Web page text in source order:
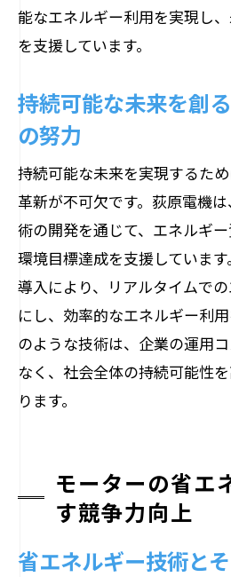
能なエネルギー利用を実現し
を支援しています。
持続可能な未来を創
の努力
持続可能な未来を実現するた
革新が不可欠です。荻原電機
術の開発を通じて、エネルギ
環境目標達成を支援していま
導入により、リアルタイムで
にし、効率的なエネルギー利
のような技術は、企業の運用
なく、社会全体の持続可能性
ります。
モーターの省エ
す競争力向上
省エネルギー技術と